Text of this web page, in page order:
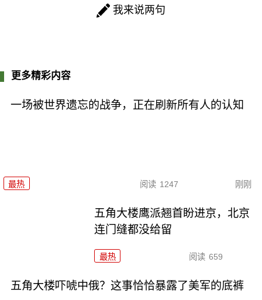
我来说两句
更多精彩内容
一场被世界遗忘的战争，正在刷新所有人的认知
最热 阅读 1247 刚刚
五角大楼鹰派翘首盼进京，北京
连门缝都没给留
最热 阅读 659
五角大楼吓唬中俄？这事恰恰暴露了美军的底裤